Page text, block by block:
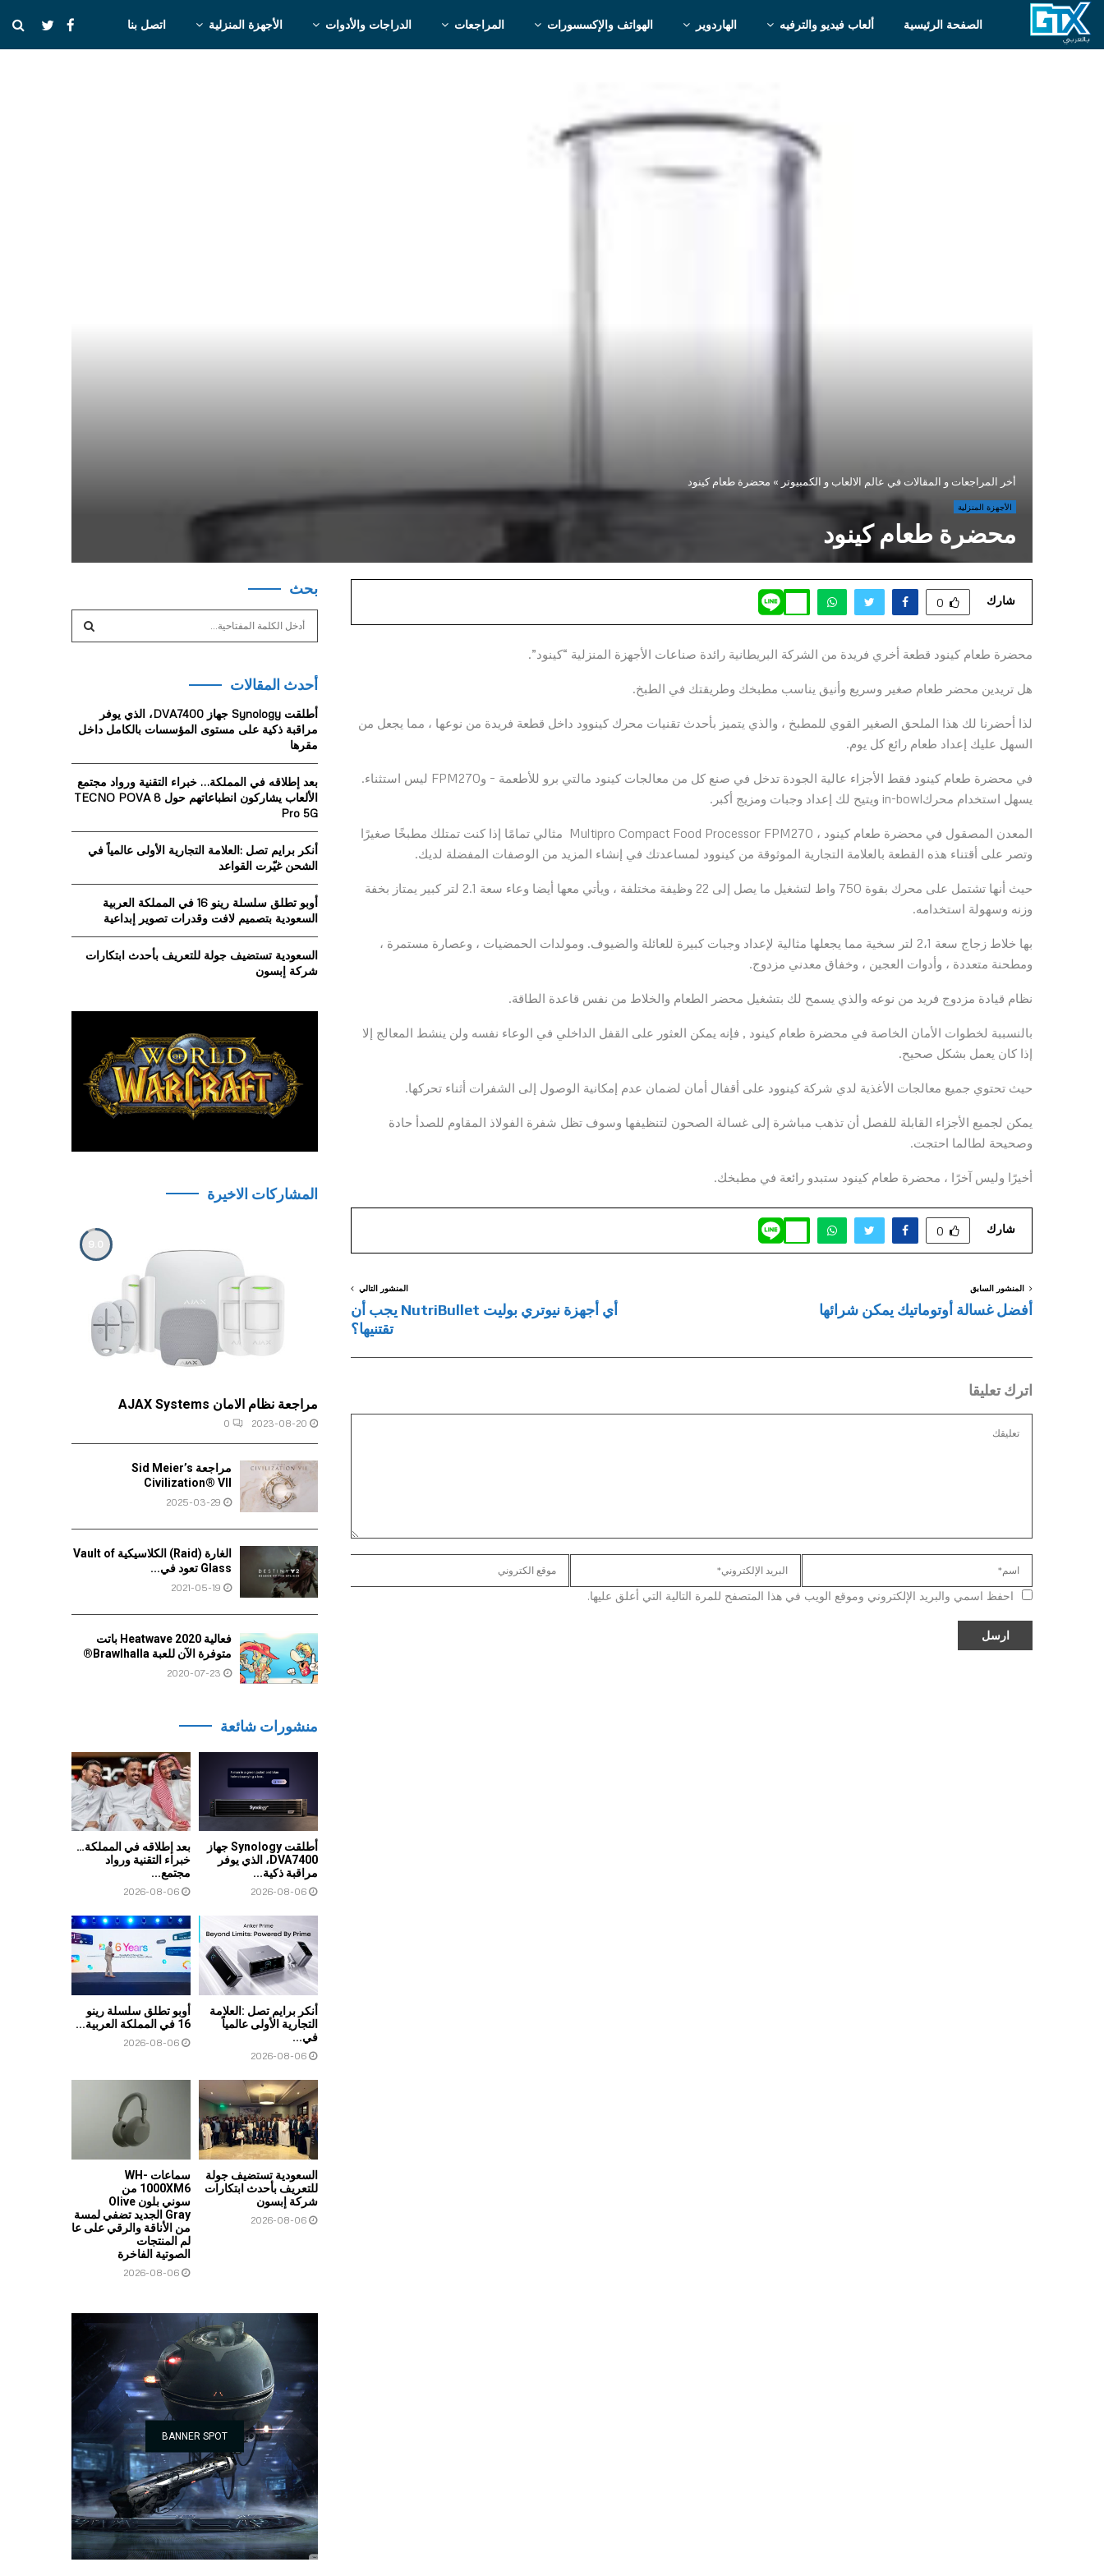
الصفحة الرئيسية ألعاب فيديو والترفيه الهاردوير الهواتف والإكسسورات المراجعات الدراجات والأدوات الأجهزة المنزلية اتصل بنا
أخر المراجعات و المقالات في عالم الالعاب و الكمبيوتر » محضرة طعام كينود
الأجهزة المنزلية
محضرة طعام كينود
شارك 0
محضرة طعام كينود قطعة أخري فريدة من الشركة البريطانية رائدة صناعات الأجهزة المنزلية “كينود”.
هل تريدين محضر طعام صغير وسريع وأنيق يناسب مطبخك وطريقتك في الطبخ.
لذا أحضرنا لك هذا الملحق الصغير القوي للمطبخ ، والذي يتميز بأحدث تقنيات محرك كينوود داخل قطعة فريدة من نوعها ، مما يجعل من
السهل عليك إعداد طعام رائع كل يوم.
في محضرة طعام كينود فقط الأجزاء عالية الجودة تدخل في صنع كل من معالجات كينود مالتي برو للأطعمة – وFPM270 ليس استثناء.
يسهل استخدام محركin-bowl ويتيح لك إعداد وجبات ومزيج أكبر.
المعدن المصقول في محضرة طعام كينود ، Multipro Compact Food Processor FPM270 مثالي تمامًا إذا كنت تمتلك مطبخًا صغيرًا
وتصر على أقتناء هذه القطعة بالعلامة التجارية الموثوقة من كينوود لمساعدتك في إنشاء المزيد من الوصفات المفضلة لديك.
حيث أنها تشتمل على محرك بقوة 750 واط لتشغيل ما يصل إلى 22 وظيفة مختلفة ، ويأتي معها أيضا وعاء سعة 2.1 لتر كبير يمتاز بخفة
وزنه وسهولة استخدامه.
بها خلاط زجاج سعة 2،1 لتر سخية مما يجعلها مثالية لإعداد وجبات كبيرة للعائلة والضيوف. ومولدات الحمضيات ، وعصارة مستمرة ،
ومطحنة متعددة ، وأدوات العجين ، وخفاق معدني مزدوج.
نظام قيادة مزدوج فريد من نوعه والذي يسمح لك بتشغيل محضر الطعام والخلاط من نفس قاعدة الطاقة.
بالنسببة لخطوات الأمان الخاصة في محضرة طعام كينود , فإنه يمكن العثور على القفل الداخلي في الوعاء نفسه ولن ينشط المعالج إلا
إذا كان يعمل بشكل صحيح.
حيث تحتوي جميع معالجات الأغذية لدي شركة كينوود على أقفال أمان لضمان عدم إمكانية الوصول إلى الشفرات أثناء تحركها.
يمكن لجميع الأجزاء القابلة للفصل أن تذهب مباشرة إلى غسالة الصحون لتنظيفها وسوف تظل شفرة الفولاذ المقاوم للصدأ حادة
وصحيحة لطالما احتجت.
أخيرًا وليس آخرًا ، محضرة طعام كينود ستبدو رائعة في مطبخك.
شارك 0
المنشور السابق
أفضل غسالة أوتوماتيك يمكن شرائها
المنشور التالي
أي أجهزة نيوتري بوليت NutriBullet يجب أن
تقتنيها؟
اترك تعليقا
احفظ اسمي والبريد الإلكتروني وموقع الويب في هذا المتصفح للمرة التالية التي أعلق عليها.
بحث
c
h
f
o
A
C
أحدث المقالات
أطلقت Synology جهاز DVA7400، الذي يوفر
مراقبة ذكية على مستوى المؤسسات بالكامل داخل
مقرها
بعد إطلاقه في المملكة… خبراء التقنية ورواد مجتمع
الألعاب يشاركون انطباعاتهم حول TECNO POVA 8
Pro 5G
أنكر برايم تصل :العلامة التجارية الأولى عالمياً في
الشحن غيّرت القواعد
أوبو تطلق سلسلة رينو 16 في المملكة العربية
السعودية بتصميم لافت وقدرات تصوير إبداعية
السعودية تستضيف جولة للتعريف بأحدث ابتكارات
شركة إبسون
المشاركات الاخيرة
مراجعة نظام الامان AJAX Systems
2023-08-20
0
9.0
مراجعة Sid Meier’s
Civilization® VII
2025-03-29
الغارة (Raid) الكلاسيكية Vault of
Glass تعود في...
2021-05-19
فعالية Heatwave 2020 باتت
متوفرة الآن للعبة Brawlhalla®
2020-07-23
منشورات شائعة
أطلقت Synology جهاز
DVA7400، الذي يوفر
مراقبة ذكية...
2026-08-06
بعد إطلاقه في المملكة…
خبراء التقنية ورواد
مجتمع...
2026-08-06
أنكر برايم تصل :العلامة
التجارية الأولى عالمياً
في...
2026-08-06
أوبو تطلق سلسلة رينو
16 في المملكة العربية...
2026-08-06
السعودية تستضيف جولة
للتعريف بأحدث ابتكارات
شركة إبسون
2026-08-06
سماعات WH-
1000XM6 من
سوني بلون Olive
Gray الجديد تضفي لمسة
من الأناقة والرقي على عا
لم المنتجات
الصوتية الفاخرة
2026-08-06
BANNER SPOT